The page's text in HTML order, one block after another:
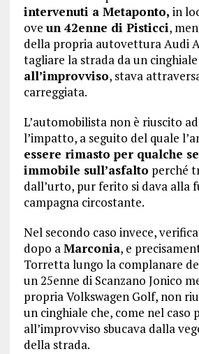
intervenuti a Metaponto, in
ove un 42enne di Pisticci,
della propria autovettura Audi
tagliare la strada da un
all’improvviso, stava
carreggiata.
L’automobilista non è riuscito
l’impatto, a seguito del quale
essere rimasto per qualche
immobile sull’asfalto perché
dall’urto, pur ferito si dava alla
campagna circostante.
Nel secondo caso invece,
dopo aMarconia, e
Torretta lungo la complanare
un 25enne di Scanzano Jonico
propria Volkswagen Golf, non
un cinghiale che, come nel caso
all’improvviso sbucava dalla
della strada.